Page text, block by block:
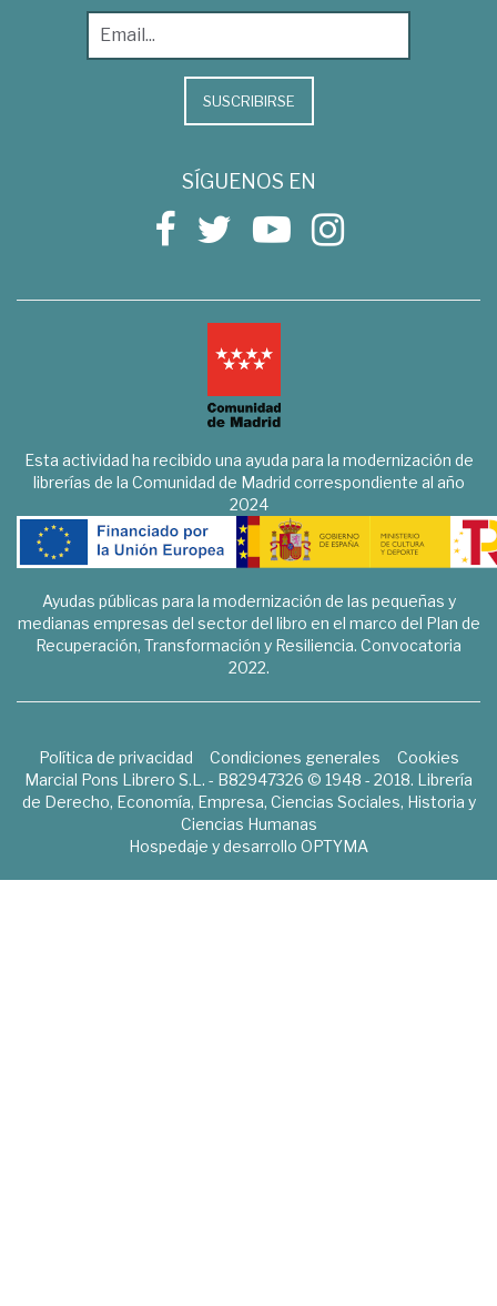
SUSCRIBIRSE
SÍGUENOS EN
Esta actividad ha recibido una ayuda para la modernización de
librerías de la Comunidad de Madrid correspondiente al año
2024
Ayudas públicas para la modernización de las pequeñas y
medianas empresas del sector del libro en el marco del Plan de
Recuperación, Transformación y Resiliencia. Convocatoria
2022.
Política de privacidad Condiciones generales
Cookies
Marcial Pons Librero S.L. - B82947326 © 1948 - 2018. Librería
de Derecho, Economía, Empresa, Ciencias Sociales, Historia y
Ciencias Humanas
Hospedaje y desarrollo OPTYMA